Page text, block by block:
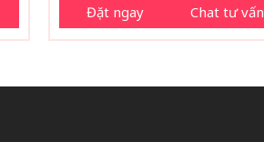
Đặt ngay
Chat tư vấn